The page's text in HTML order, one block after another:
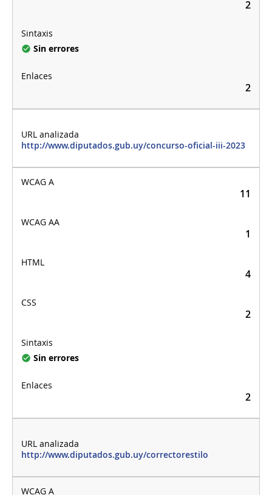
2
Sin errores
2
http://www.diputados.gub.uy/concurso-oficial-iii-2023
11
1
4
2
Sin errores
2
http://www.diputados.gub.uy/correctorestilo